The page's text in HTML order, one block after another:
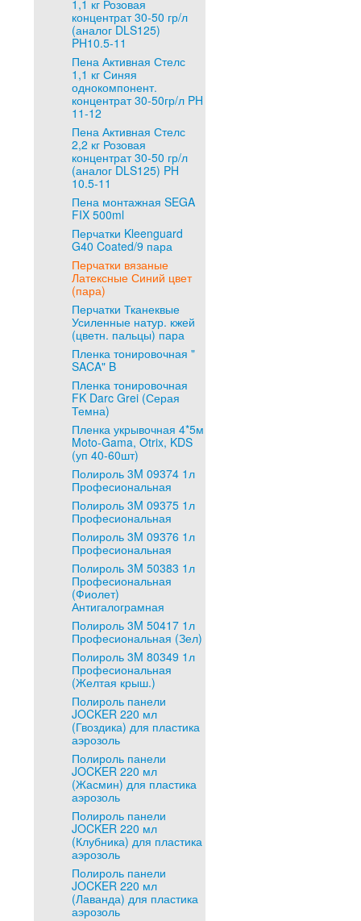
1,1 кг Розовая
концентрат 30-50 гр/л
(аналог DLS125)
PH10.5-11
Пена Активная Стелс
1,1 кг Синяя
однокомпонент.
концентрат 30-50гр/л PH
11-12
Пена Активная Стелс
2,2 кг Розовая
концентрат 30-50 гр/л
(аналог DLS125) PH
10.5-11
Пена монтажная SEGA
FIX 500ml
Перчатки Kleenguard
G40 Coated/9 пара
Перчатки вязаные
Латексные Синий цвет
(пара)
Перчатки Тканеквые
Усиленные натур. кжей
(цветн. пальцы) пара
Пленка тонировочная "
SACA" B
Пленка тонировочная
FK Darc Grei (Серая
Темна)
Пленка укрывочная 4*5м
Moto-Gama, Otrix, KDS
(уп 40-60шт)
Полироль 3M 09374 1л
Професиональная
Полироль 3M 09375 1л
Професиональная
Полироль 3M 09376 1л
Професиональная
Полироль 3M 50383 1л
Професиональная
(Фиолет)
Антигалограмная
Полироль 3M 50417 1л
Професиональная (Зел)
Полироль 3M 80349 1л
Професиональная
(Желтая крыш.)
Полироль панели
JOCKER 220 мл
(Гвоздика) для пластика
аэрозоль
Полироль панели
JOCKER 220 мл
(Жасмин) для пластика
аэрозоль
Полироль панели
JOCKER 220 мл
(Клубника) для пластика
аэрозоль
Полироль панели
JOCKER 220 мл
(Лаванда) для пластика
аэрозоль